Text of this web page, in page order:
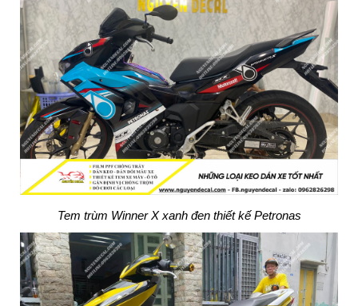
Tem trùm Winner X xanh đen thiết kế Petronas